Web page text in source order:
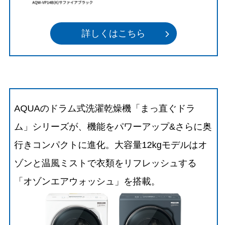
詳しくはこちら
AQUAのドラム式洗濯乾燥機「まっ直ぐドラ
ム」シリーズが、機能をパワーアップ&さらに奥
行きコンパクトに進化。大容量12kgモデルはオ
ゾンと温風ミストで衣類をリフレッシュする
「オゾンエアウォッシュ」を搭載。